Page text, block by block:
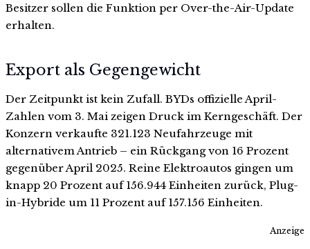
Besitzer sollen die Funktion per Over-the-Air-Update
erhalten.
Export als Gegengewicht
Der Zeitpunkt ist kein Zufall. BYDs offizielle April-
Zahlen vom 3. Mai zeigen Druck im Kerngeschäft. Der
Konzern verkaufte 321.123 Neufahrzeuge mit
alternativem Antrieb – ein Rückgang von 16 Prozent
gegenüber April 2025. Reine Elektroautos gingen um
knapp 20 Prozent auf 156.944 Einheiten zurück, Plug-
in-Hybride um 11 Prozent auf 157.156 Einheiten.
Anzeige